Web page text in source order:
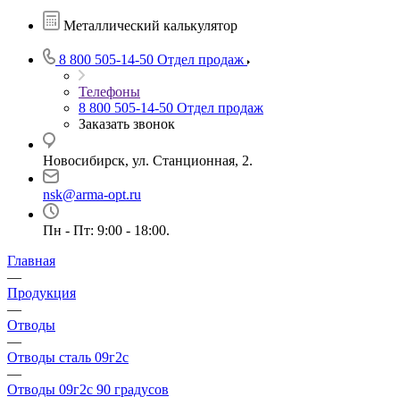
Металлический калькулятор
8 800 505-14-50 Отдел продаж
Телефоны
8 800 505-14-50 Отдел продаж
Заказать звонок
Новосибирск, ул. Станционная, 2.
nsk@arma-opt.ru
Пн - Пт: 9:00 - 18:00.
Главная
—
Продукция
—
Отводы
—
Отводы сталь 09г2с
—
Отводы 09г2с 90 градусов